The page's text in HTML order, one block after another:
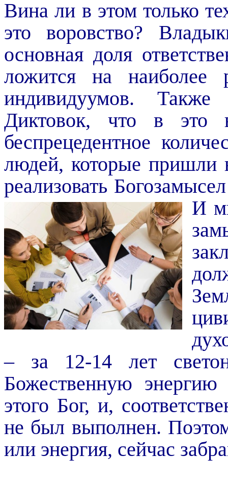
Вина ли в этом только
это воровство?
основная доля
ложится на наиболее
индивидуумов.
Диктовок, что в это
беспрецедентное
людей, которые пришли
реализовать Богозамысел
И
– за 12-14 лет
Божественную
этого Бог, и,
не был выполнен.
или энергия, сейчас